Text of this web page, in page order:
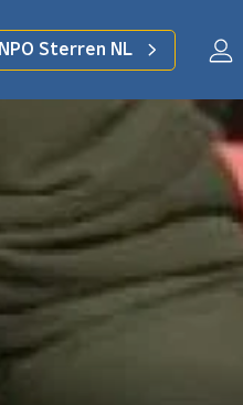
NPO Sterren NL